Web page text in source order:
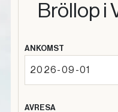
Bröllop i
ANKOMST
AVRESA